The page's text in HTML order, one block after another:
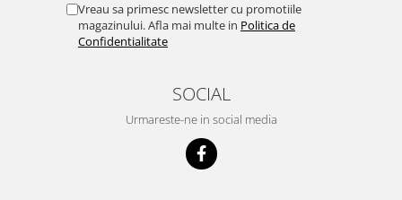
Vreau sa primesc newsletter cu promotiile
magazinului. Afla mai multe in Politica de
Confidentialitate
SOCIAL
Urmareste-ne in social media